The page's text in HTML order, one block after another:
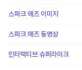
스파크 애즈 이미지
스파크 애즈 동영상
인터랙티브 슈퍼라이크